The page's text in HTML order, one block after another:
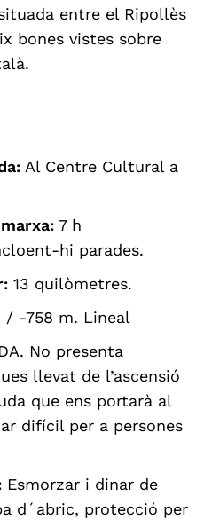
entre el Ripollès
bones vistes sobre
Al Centre Cultural a
7 h
hi parades.
13 quilòmetres.
/ -758 m. Lineal
No presenta
llevat de l’ascensió
que ens portarà al
difícil per a persones
Esmorzar i dinar de
d´abric, protecció per